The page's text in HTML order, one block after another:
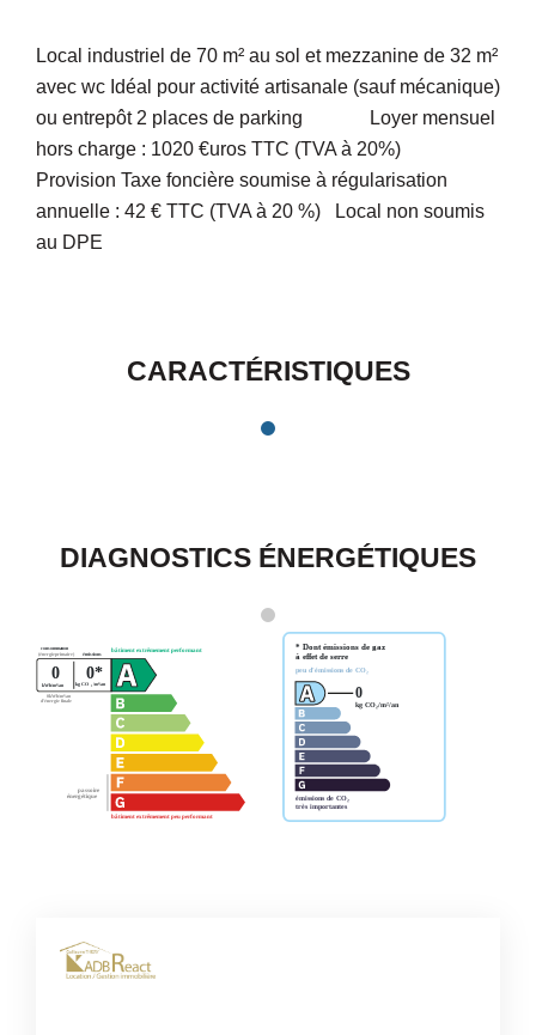
Local industriel de 70 m² au sol et mezzanine de 32 m²
avec wc Idéal pour activité artisanale (sauf mécanique)
ou entrepôt 2 places de parking Loyer mensuel
hors charge : 1020 €uros TTC (TVA à 20%)
Provision Taxe foncière soumise à régularisation
annuelle : 42 € TTC (TVA à 20 %) Local non soumis
au DPE
CARACTÉRISTIQUES
DIAGNOSTICS ÉNERGÉTIQUES